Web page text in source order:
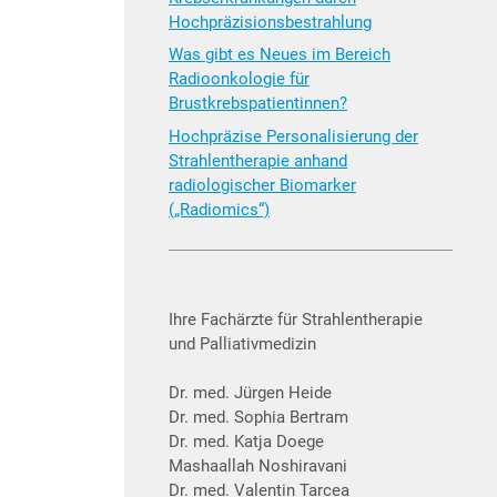
Hochpräzisionsbestrahlung
Was gibt es Neues im Bereich
Radioonkologie für
Brustkrebspatientinnen?
Hochpräzise Personalisierung der
Strahlentherapie anhand
radiologischer Biomarker
(„Radiomics“)
Ihre Fachärzte für Strahlentherapie
und Palliativmedizin
Dr. med. Jürgen Heide
Dr. med. Sophia Bertram
Dr. med. Katja Doege
Mashaallah Noshiravani
Dr. med. Valentin Tarcea